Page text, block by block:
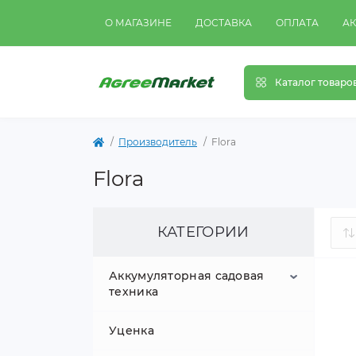
О МАГАЗИНЕ ДОСТАВКА ОПЛАТА
Каталог
Производитель Flora
Flora
КАТЕГОРИИ
Аккумуляторная садовая
техника
Аккумуляторные
Уценка